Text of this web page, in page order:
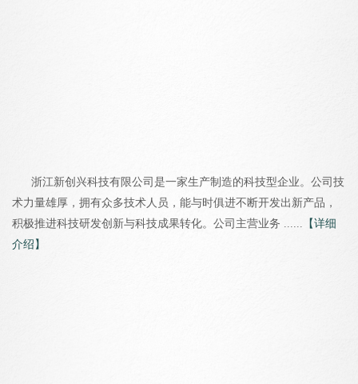
浙江新创兴科技有限公司是一家生产制造的科技型企业。公司技
术力量雄厚，拥有众多技术人员，能与时俱进不断开发出新产品，
积极推进科技研发创新与科技成果转化。公司主营业务 ...... 【详细
介绍】